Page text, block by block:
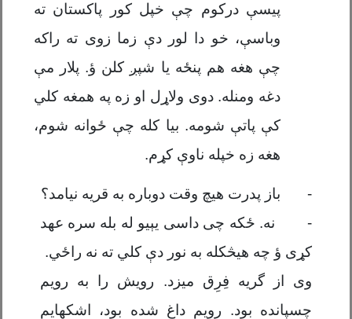
پیسې درکوم چې خپلکور پاکستان ته
وباسې، خو دا لور دې زما زوی ته راکه
چې هغه هم پنځه یا شپږ کلن ؤ. پلار مې
دغه ومنله. دوی ولاړل او زه په همغه کلي
کې پاتې شومه. بیا کله چې ځوانه شوم،
هغه زه خپله ناوې کړم.
-
باز پدرت هیچ وقت دوباره به قریه نیامد؟
-
نه. ځکه چی داسی یېیو له بله سره عهد
کړی ؤ چه هیڅکله به نور دې کلي ته نه راځي.
وی از گریه فِرِق میزد. رویش را به رویم
چسپانده بود. رویم داغ شده بود، اشکهایم